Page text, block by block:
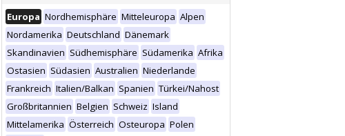
Europa Nordhemisphäre Mitteleuropa Alpen
Nordamerika Deutschland Dänemark
Skandinavien Südhemisphäre Südamerika Afrika
Ostasien Südasien Australien Niederlande
Frankreich Italien/Balkan Spanien Türkei/Nahost
Großbritannien Belgien Schweiz Island
Mittelamerika Österreich Osteuropa Polen